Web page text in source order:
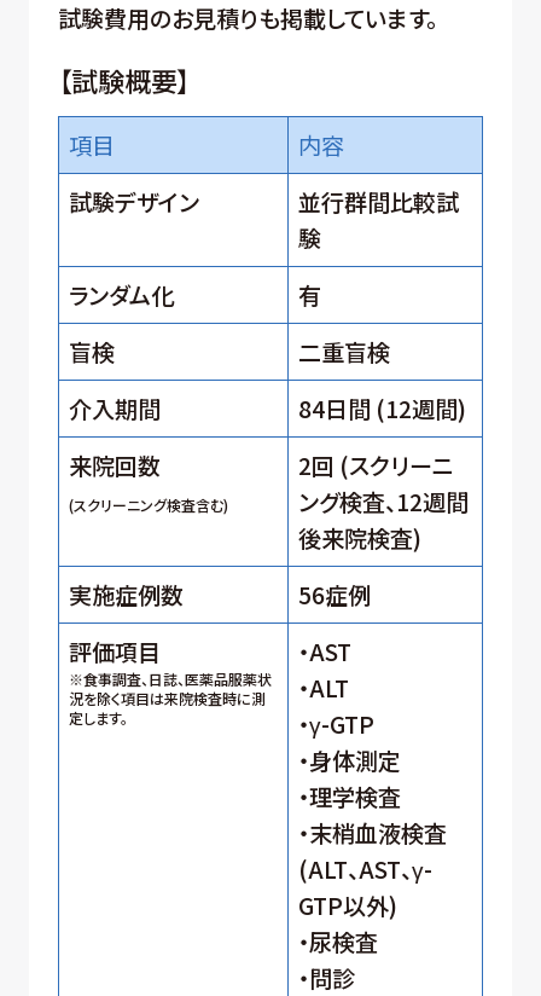
試験費用のお見積りも掲載しています。
【試験概要】
項目
内容
試験デザイン
並行群間比較試
験
ランダム化
有
盲検
二重盲検
介入期間
84日間 (12週間)
来院回数
(スクリーニング検査含む)
2回 (スクリーニ
ング検査、12週間
後来院検査)
実施症例数
56症例
評価項目
※食事調査、日誌、医薬品服薬状
況を除く項目は来院検査時に測
定します。
・AST
・ALT
・γ-GTP
・身体測定
・理学検査
・末梢血液検査
(ALT、AST、γ-
GTP以外)
・尿検査
・問診